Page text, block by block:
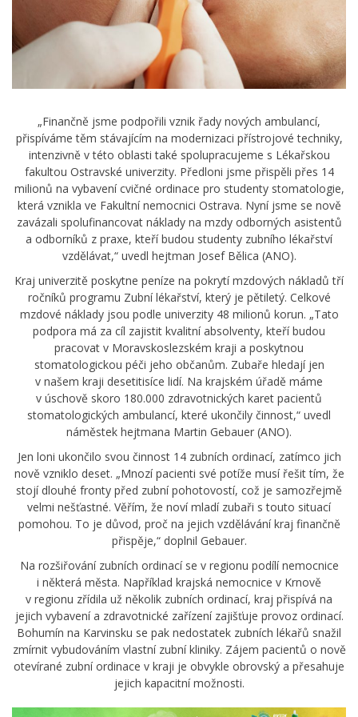
„Finančně jsme podpořili vznik řady nových ambulancí,
přispíváme těm stávajícím na modernizaci přístrojové techniky,
intenzivně v této oblasti také spolupracujeme s Lékařskou
fakultou Ostravské univerzity. Předloni jsme přispěli přes 14
milionů na vybavení cvičné ordinace pro studenty stomatologie,
která vznikla ve Fakultní nemocnici Ostrava. Nyní jsme se nově
zavázali spolufinancovat náklady na mzdy odborných asistentů
a odborníků z praxe, kteří budou studenty zubního lékařství
vzdělávat,“ uvedl hejtman Josef Bělica (ANO).
Kraj univerzitě poskytne peníze na pokrytí mzdových nákladů tří
ročníků programu Zubní lékařství, který je pětiletý. Celkové
mzdové náklady jsou podle univerzity 48 milionů korun. „Tato
podpora má za cíl zajistit kvalitní absolventy, kteří budou
pracovat v Moravskoslezském kraji a poskytnou
stomatologickou péči jeho občanům. Zubaře hledají jen
v našem kraji desetitisíce lidí. Na krajském úřadě máme
v úschově skoro 180.000 zdravotnických karet pacientů
stomatologických ambulancí, které ukončily činnost,“ uvedl
náměstek hejtmana Martin Gebauer (ANO).
Jen loni ukončilo svou činnost 14 zubních ordinací, zatímco jich
nově vzniklo deset. „Mnozí pacienti své potíže musí řešit tím, že
stojí dlouhé fronty před zubní pohotovostí, což je samozřejmě
velmi nešťastné. Věřím, že noví mladí zubaři s touto situací
pomohou. To je důvod, proč na jejich vzdělávání kraj finančně
přispěje,“ doplnil Gebauer.
Na rozšiřování zubních ordinací se v regionu podílí nemocnice
i některá města. Například krajská nemocnice v Krnově
v regionu zřídila už několik zubních ordinací, kraj přispívá na
jejich vybavení a zdravotnické zařízení zajišťuje provoz ordinací.
Bohumín na Karvinsku se pak nedostatek zubních lékařů snažil
zmírnit vybudováním vlastní zubní kliniky. Zájem pacientů o nově
otevírané zubní ordinace v kraji je obvykle obrovský a přesahuje
jejich kapacitní možnosti.